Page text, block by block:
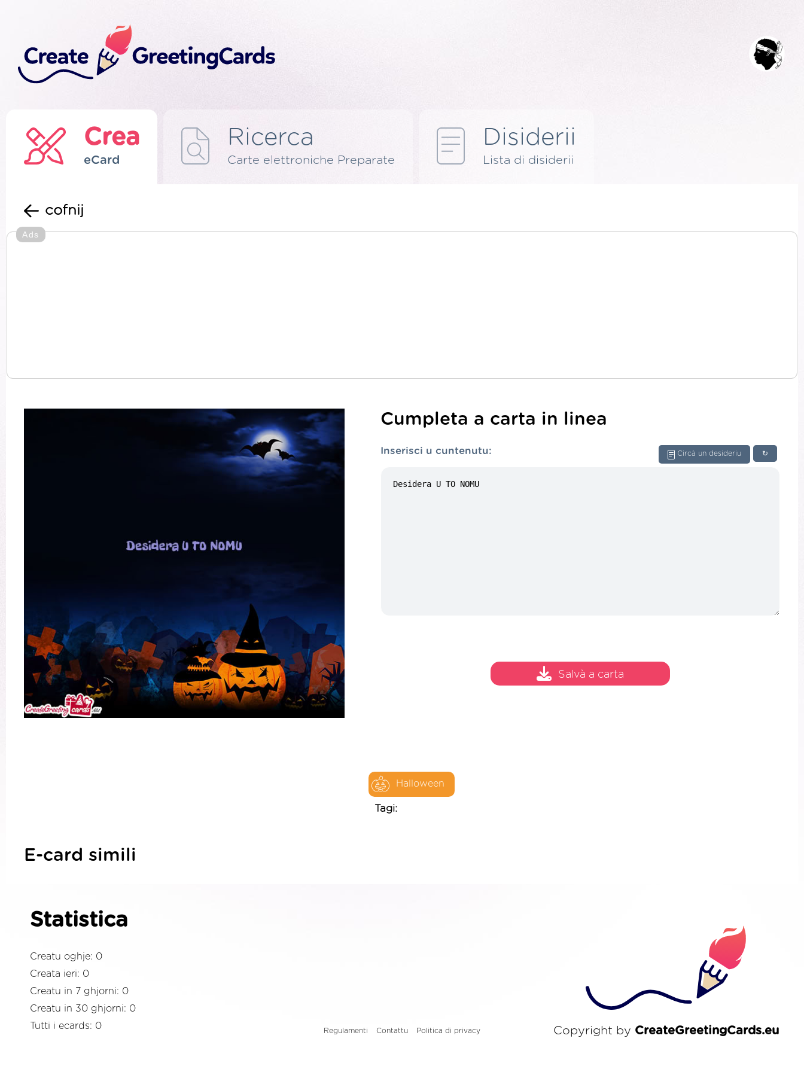
Crea
eCard
Ricerca
Carte elettroniche Preparate
Disiderii
Lista di disiderii
cofnij
Ads
Cumpleta a carta in linea
↻
Circà un desideriu
Inserisci u cuntenutu:
Halloween
Tagi:
Salvà a carta
E-card simili
Statistica
Creatu oghje: 0
Creata ieri: 0
Creatu in 7 ghjorni: 0
Creatu in 30 ghjorni: 0
Tutti i ecards: 0
Regulamenti Contattu Politica di privacy Copyright by CreateGreetingCards.eu